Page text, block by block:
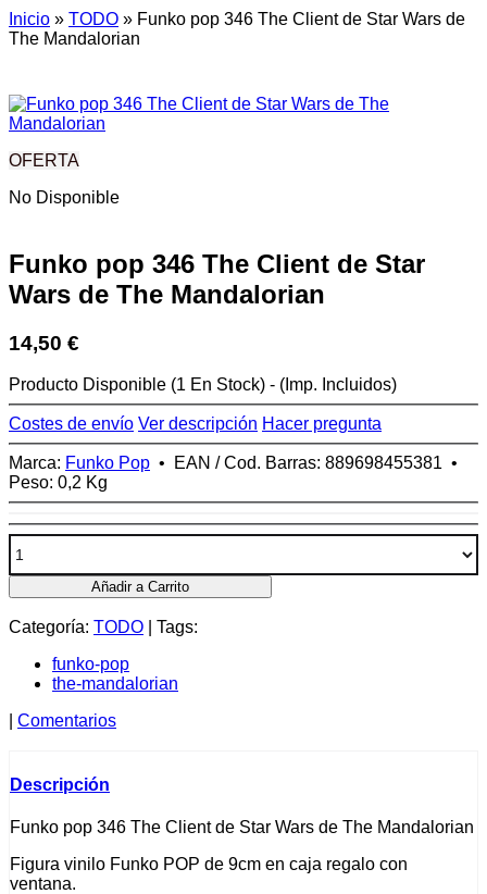
Inicio » TODO » Funko pop 346 The Client de Star Wars de
The Mandalorian
OFERTA
No Disponible
Funko pop 346 The Client de Star
Wars de The Mandalorian
14,50 €
Producto Disponible (1 En Stock) - (Imp. Incluidos)
Costes de envío Ver descripción Hacer pregunta
Marca: Funko Pop • EAN / Cod. Barras: 889698455381 •
Peso: 0,2 Kg
Añadir a Carrito
Categoría: TODO
Tags:
funko-pop
the-mandalorian
Comentarios
Descripción
Funko pop 346 The Client de Star Wars de The Mandalorian
Figura vinilo Funko POP de 9cm en caja regalo con
ventana.